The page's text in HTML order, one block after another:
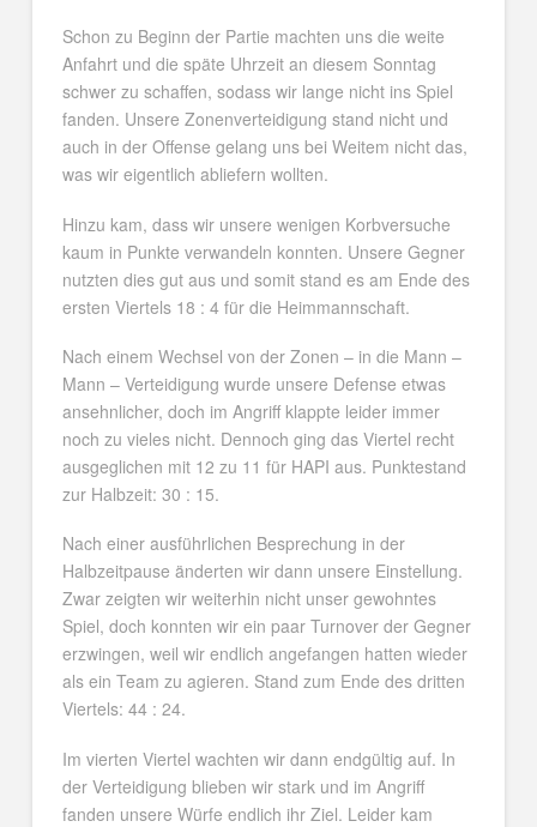
Schon zu Beginn der Partie machten uns die weite
Anfahrt und die späte Uhrzeit an diesem Sonntag
schwer zu schaffen, sodass wir lange nicht ins Spiel
fanden. Unsere Zonenverteidigung stand nicht und
auch in der Offense gelang uns bei Weitem nicht das,
was wir eigentlich abliefern wollten.
Hinzu kam, dass wir unsere wenigen Korbversuche
kaum in Punkte verwandeln konnten. Unsere Gegner
nutzten dies gut aus und somit stand es am Ende des
ersten Viertels 18 : 4 für die Heimmannschaft.
Nach einem Wechsel von der Zonen – in die Mann –
Mann – Verteidigung wurde unsere Defense etwas
ansehnlicher, doch im Angriff klappte leider immer
noch zu vieles nicht. Dennoch ging das Viertel recht
ausgeglichen mit 12 zu 11 für HAPI aus. Punktestand
zur Halbzeit: 30 : 15.
Nach einer ausführlichen Besprechung in der
Halbzeitpause änderten wir dann unsere Einstellung.
Zwar zeigten wir weiterhin nicht unser gewohntes
Spiel, doch konnten wir ein paar Turnover der Gegner
erzwingen, weil wir endlich angefangen hatten wieder
als ein Team zu agieren. Stand zum Ende des dritten
Viertels: 44 : 24.
Im vierten Viertel wachten wir dann endgültig auf. In
der Verteidigung blieben wir stark und im Angriff
fanden unsere Würfe endlich ihr Ziel. Leider kam